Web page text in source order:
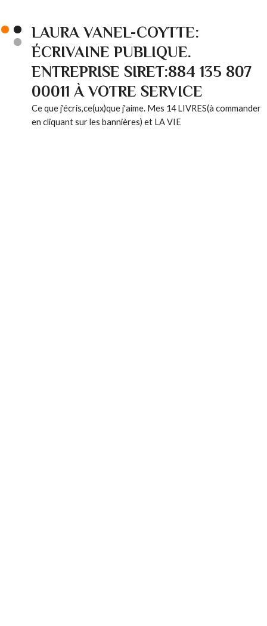
LAURA VANEL-COYTTE:
ÉCRIVAINE PUBLIQUE.
ENTREPRISE SIRET:884 135 807
00011 À VOTRE SERVICE
Ce que j'écris,ce(ux)que j'aime. Mes 14 LIVRES(à commander
en cliquant sur les bannières) et LA VIE